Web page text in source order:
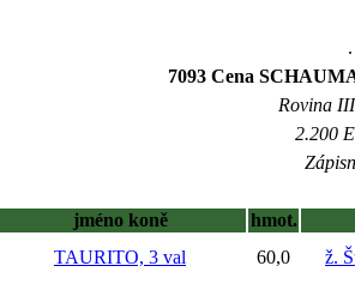
7093 Cena
Rovina
2.200
jméno koně
hmot.
TAURITO, 3 val 60,0 ž.